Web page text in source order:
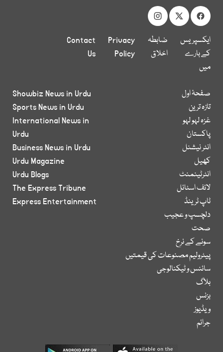
ایکسپریس
کے بارے
میں
ضابطہ
اخلاق
Privacy
Policy
Contact
Us
صفحۂ اول
تازہ ترین
غزہ لہو لہو
پاکستان
انٹر نیشنل
کھیل
انٹرٹینمنٹ
لائف اسٹائل
ٹاپ ٹرینڈ
دلچسپ و عجیب
صحت
سونے کے نرخ
پیٹرولیم مصنوعات کی قیمتیں
سائنس و ٹیکنالوجی
بلاگ
بزنس
ویڈیوز
جرائم
Showbiz News in Urdu
Sports News in Urdu
International News in
Urdu
Business News in Urdu
Urdu Magazine
Urdu Blogs
The Express Tribune
Express Entertainment